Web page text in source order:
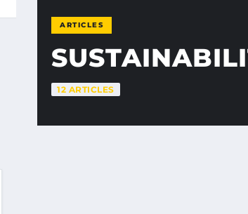
ARTICLES
12 ARTICLES